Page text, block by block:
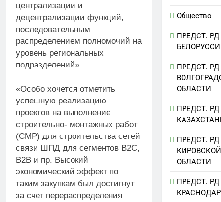
централизации и
децентрализации функций,
последовательным
распределением полномочий на
уровень региональных
подразделений».
«Особо хочется отметить
успешную реализацию
проектов на выполнение
строительно- монтажных работ
(СМР) для строительства сетей
связи ШПД для сегментов B2C,
B2B и пр. Высокий
экономический эффект по
таким закупкам был достигнут
за счет перераспределения
Общество
ПРЕДСТ. РД
ПРЕДСТ. РД
ОБЛАСТИ
ПРЕДСТ. РД
ПРЕДСТ. РД
КИРОВСКОЙ
ОБЛАСТИ
ПРЕДСТ. РД